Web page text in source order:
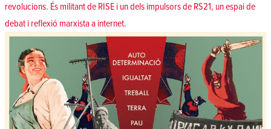
revolucions. És militant de RISE i un dels impulsors de RS21, un espai de
debat i reflexió marxista a internet.